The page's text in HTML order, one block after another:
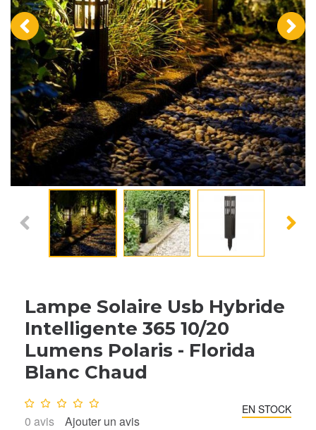
‹ ›
Lampe Solaire Usb Hybride
Intelligente 365 10/20
Lumens Polaris - Florida
Blanc Chaud
Note : 0/10
0 avis Ajouter un avis
EN STOCK